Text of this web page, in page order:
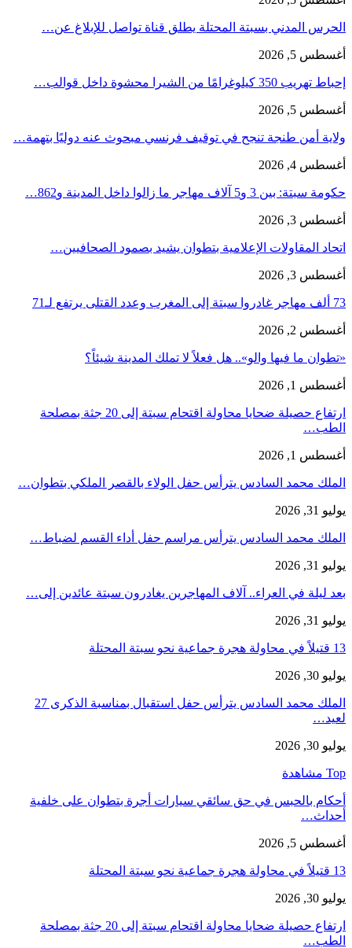
الحرس المدني بسبتة المحتلة يطلق قناة تواصل للإبلاغ عن…
أغسطس 5, 2026
إحباط تهريب 350 كيلوغرامًا من الشيرا محشوة داخل قوالب…
أغسطس 5, 2026
ولاية أمن طنجة تنجح في توقيف فرنسي مبحوث عنه دوليًا بتهمة…
أغسطس 4, 2026
حكومة سبتة: بين 3 و5 آلاف مهاجر ما زالوا داخل المدينة و862…
أغسطس 3, 2026
اتحاد المقاولات الإعلامية بتطوان يشيد بصمود الصحافيين…
أغسطس 3, 2026
73 ألف مهاجر غادروا سبتة إلى المغرب وعدد القتلى يرتفع لـ71
أغسطس 2, 2026
«تطوان ما فيها والو».. هل فعلاً لا تملك المدينة شيئاً؟
أغسطس 1, 2026
ارتفاع حصيلة ضحايا محاولة اقتحام سبتة إلى 20 جثة بمصلحة
الطب…
أغسطس 1, 2026
الملك محمد السادس يترأس حفل الولاء بالقصر الملكي بتطوان…
يوليو 31, 2026
الملك محمد السادس يترأس مراسم حفل أداء القسم لضباط…
يوليو 31, 2026
بعد ليلة في العراء.. آلاف المهاجرين يغادرون سبتة عائدين إلى…
يوليو 31, 2026
13 قتيلاً في محاولة هجرة جماعية نحو سبتة المحتلة
يوليو 30, 2026
الملك محمد السادس يترأس حفل استقبال بمناسبة الذكرى 27
لعيد…
يوليو 30, 2026
Top مشاهدة
أحكام بالحبس في حق سائقي سيارات أجرة بتطوان على خلفية
أحداث…
أغسطس 5, 2026
13 قتيلاً في محاولة هجرة جماعية نحو سبتة المحتلة
يوليو 30, 2026
ارتفاع حصيلة ضحايا محاولة اقتحام سبتة إلى 20 جثة بمصلحة
الطب…